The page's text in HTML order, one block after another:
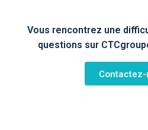
Vous rencontrez une
questions sur
Contactez-